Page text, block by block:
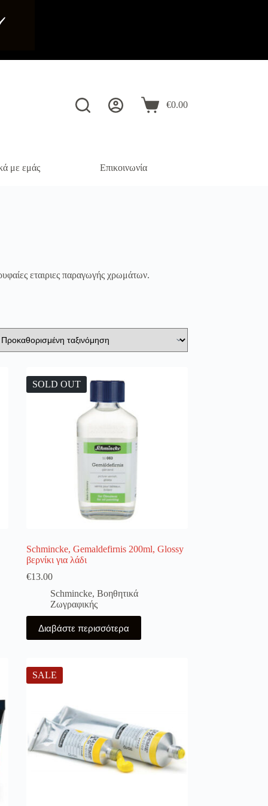
Καλάθι€0.00
με εμάς Επικοινωνία
εταιριες παραγωγής χρωμάτων.
SOLD OUT
Schmincke, Gemaldefirnis 200ml, Glossy
βερνίκι για λάδι
€13.00
Schmincke, Βοηθητικά
Ζωγραφικής
Διαβάστε περισσότερα
SALE